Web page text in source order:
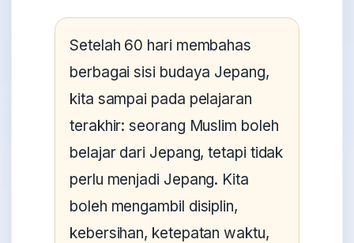
Setelah 60 hari membahas
berbagai sisi budaya Jepang,
kita sampai pada pelajaran
terakhir: seorang Muslim boleh
belajar dari Jepang, tetapi tidak
perlu menjadi Jepang. Kita
boleh mengambil disiplin,
kebersihan, ketepatan waktu,